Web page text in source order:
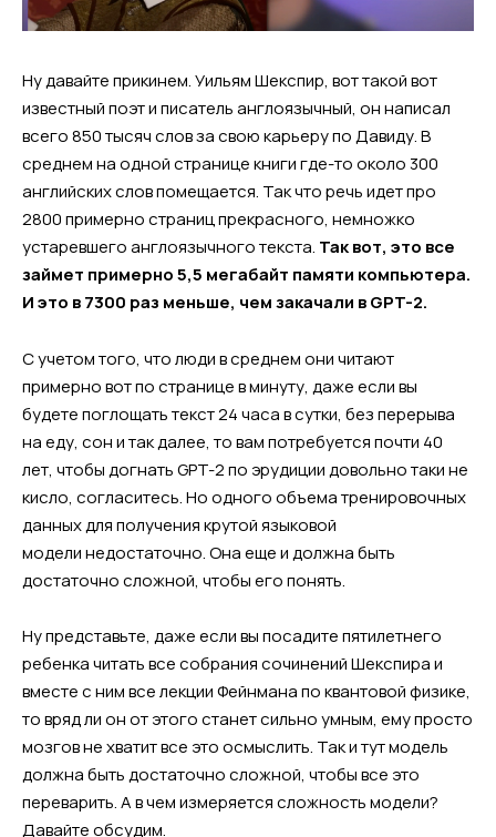
Ну давайте прикинем. Уильям Шекспир, вот такой вот
известный поэт и писатель англоязычный, он написал
всего 850 тысяч слов за свою карьеру по Давиду. В
среднем на одной странице книги где-то около 300
английских слов помещается. Так что речь идет про
2800 примерно страниц прекрасного, немножко
устаревшего англоязычного текста. Так вот, это все
займет примерно 5,5 мегабайт памяти компьютера.
И это в 7300 раз меньше, чем закачали в GPT-2.
С учетом того, что люди в среднем они читают
примерно вот по странице в минуту, даже если вы
будете поглощать текст 24 часа в сутки, без перерыва
на еду, сон и так далее, то вам потребуется почти 40
лет, чтобы догнать GPT-2 по эрудиции довольно таки не
кисло, согласитесь. Но одного объема тренировочных
данных для получения крутой языковой
модели недостаточно. Она еще и должна быть
достаточно сложной, чтобы его понять.
Ну представьте, даже если вы посадите пятилетнего
ребенка читать все собрания сочинений Шекспира и
вместе с ним все лекции Фейнмана по квантовой физике,
то вряд ли он от этого станет сильно умным, ему просто
мозгов не хватит все это осмыслить. Так и тут модель
должна быть достаточно сложной, чтобы все это
переварить. А в чем измеряется сложность модели?
Давайте обсудим.